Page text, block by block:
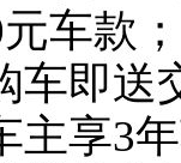
车款
车即送
主享3